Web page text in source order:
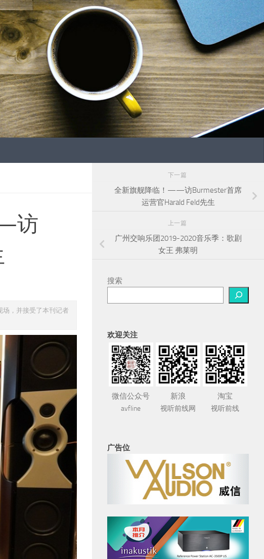
访
场，并接受了本刊记者
下一篇
全新旗舰降临！——访Burmester首席
运营官Harald Feld先生
上一篇
广州交响乐团2019-2020音乐季：歌剧
女王 弗莱明
搜索
欢迎关注
微信公众号
avfline
新浪
视听前线网
淘宝
视听前线
广告位